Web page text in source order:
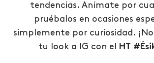
tendencias. Anímate por
pruébalos en ocasiones
simplemente por curiosidad.
tu look a IG con el
HT